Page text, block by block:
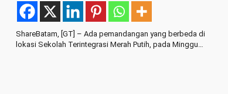
ShareBatam, [GT] – Ada pemandangan yang berbeda di
lokasi Sekolah Terintegrasi Merah Putih, pada Minggu…